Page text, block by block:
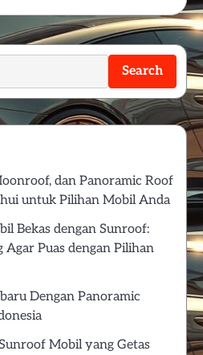
Search
dan Panoramic Roof
untuk Pilihan Mobil Anda
Bekas dengan Sunroof:
Agar Puas dengan Pilihan
Dengan Panoramic
Mobil yang Getas